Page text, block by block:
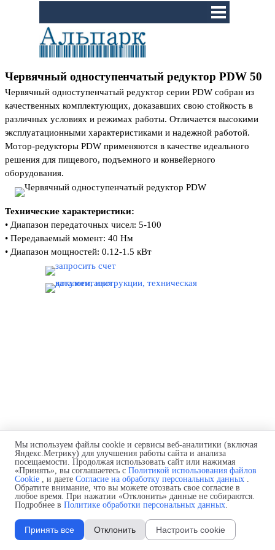
Перейти к контенту
Червячный одноступенчатый редуктор PDW 50
Червячный одноступенчатый редуктор серии PDW собран из
качественных комплектующих, доказавших свою стойкость в
различных условиях и режимах работы. Отличается высокими
эксплуатационными характеристиками и надежной работой.
Мотор-редукторы PDW применяются в качестве идеального
решения для пищевого, подъемного и конвейерного
оборудования.
Технические характеристики:
• Диапазон передаточных чисел: 5-100
• Передаваемый момент: 40 Нм
• Диапазон мощностей: 0.12-1.5 кВт
Мы используем файлы cookie и сервисы веб-аналитики (включая
Яндекс.Метрику) для улучшения работы сайта и анализа
посещаемости. Продолжая использовать сайт или нажимая
«Принять», вы соглашаетесь с Политикой использования файлов
Cookie , и даете Согласие на обработку персональных данных .
Обратите внимание, что вы можете отозвать свое согласие в
любое время. При нажатии «Отклонить» данные не собираются.
Подробнее в Политике обработки персональных данных.
Принять все Отклонить Настроить cookie